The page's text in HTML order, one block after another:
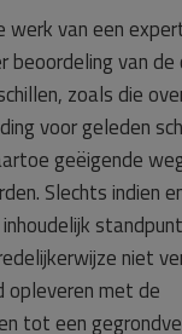
werk van een
beoordeling van de
zoals die
voor geleden
geëigende
Slechts indien
niet
opleveren met de
tot een